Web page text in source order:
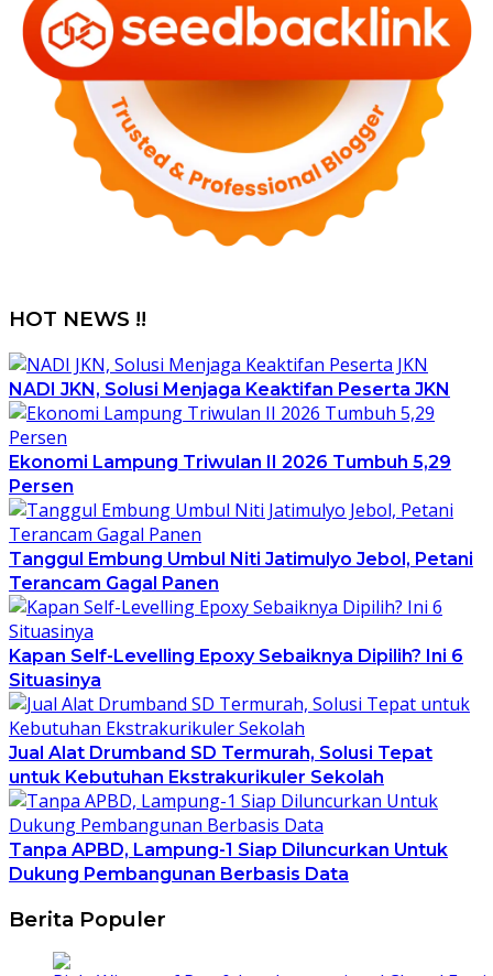
HOT NEWS !!
NADI JKN, Solusi Menjaga Keaktifan Peserta JKN
Ekonomi Lampung Triwulan II 2026 Tumbuh 5,29
Persen
Tanggul Embung Umbul Niti Jatimulyo Jebol, Petani
Terancam Gagal Panen
Kapan Self-Levelling Epoxy Sebaiknya Dipilih? Ini 6
Situasinya
Jual Alat Drumband SD Termurah, Solusi Tepat
untuk Kebutuhan Ekstrakurikuler Sekolah
Tanpa APBD, Lampung-1 Siap Diluncurkan Untuk
Dukung Pembangunan Berbasis Data
Berita Populer